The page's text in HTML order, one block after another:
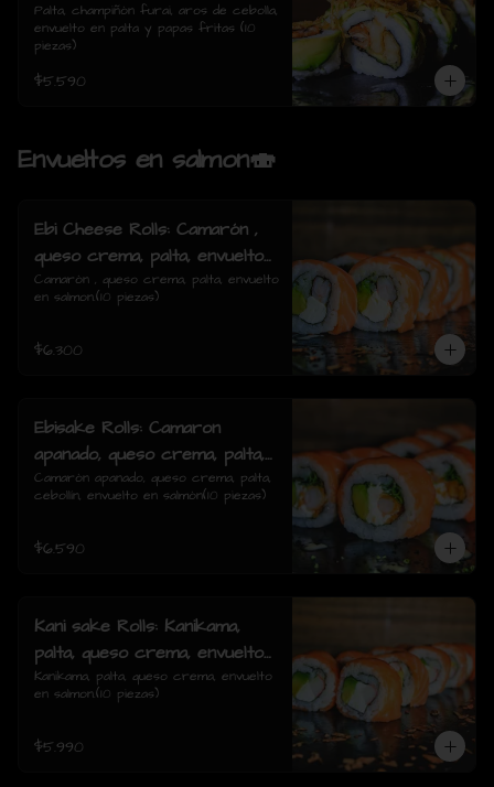
envuelto en palta y papas
fritas (10 piezas)
Palta, champiñón furai, aros de cebolla,
envuelto en palta y papas fritas (10
piezas)
$5.590
Envueltos en salmon🍣
Ebi Cheese Rolls: Camarón ,
queso crema, palta, envuelto
en salmon.
Camarón , queso crema, palta, envuelto
en salmon.(10 piezas)
$6.300
Ebisake Rolls: Camaron
apanado, queso crema, palta,
cebollin, envuelto en salmon
Camarón apanado, queso crema, palta,
cebollín, envuelto en salmón(10 piezas)
$6.590
Kani sake Rolls: Kanikama,
palta, queso crema, envuelto
en salmon.
Kanikama, palta, queso crema, envuelto
en salmon.(10 piezas)
$5.990